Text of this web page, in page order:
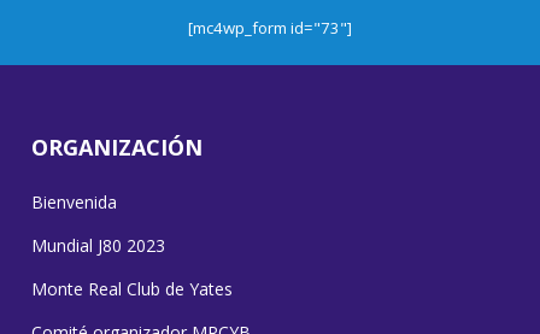
[mc4wp_form id="73"]
ORGANIZACIÓN
Bienvenida
Mundial J80 2023
Monte Real Club de Yates